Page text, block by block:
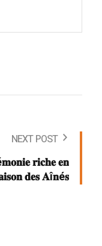
NEXT POST
𝐫𝐢𝐜𝐡𝐞 𝐞𝐧
𝐝𝐞𝐬 𝐀î𝐧é𝐬